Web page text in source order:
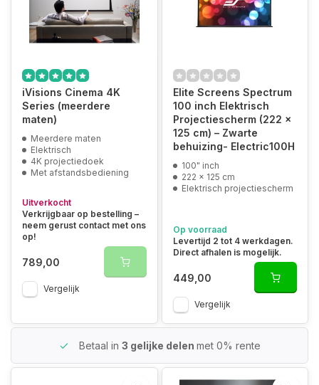
iVisions Cinema 4K
Series (meerdere
maten)
Meerdere maten
Elektrisch
4K projectiedoek
Met afstandsbediening
Uitverkocht
Verkrijgbaar op bestelling –
neem gerust contact met ons
op!
789,00
Vergelijk
Elite Screens Spectrum
100 inch Elektrisch
Projectiescherm (222 x
125 cm) – Zwarte
behuizing- Electric100H
100" inch
222 x 125 cm
Elektrisch projectiescherm
Op voorraad
Levertijd 2 tot 4 werkdagen.
Direct afhalen is mogelijk.
449,00
Vergelijk
Betaal in 3 gelijke delen met 0% rente